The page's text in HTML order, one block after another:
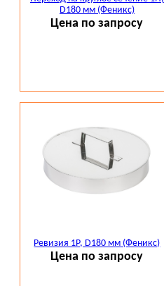
D180 мм (Феникс)
Цена по запросу
Ревизия 1Р, D180 мм (Феникс)
Цена по запросу